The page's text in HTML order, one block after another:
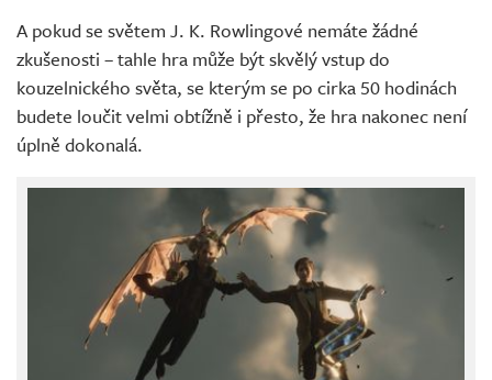
A pokud se světem J. K. Rowlingové nemáte žádné
zkušenosti – tahle hra může být skvělý vstup do
kouzelnického světa, se kterým se po cirka 50 hodinách
budete loučit velmi obtížně i přesto, že hra nakonec není
úplně dokonalá.